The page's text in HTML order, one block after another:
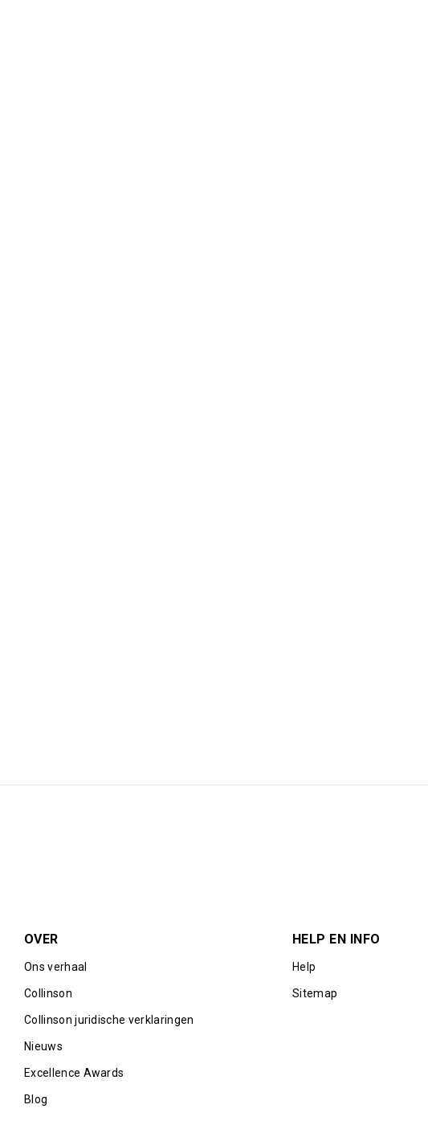
OVER
Ons verhaal
Collinson
Collinson juridische verklaringen
Nieuws
Excellence Awards
Blog
HELP EN INFO
Help
Sitemap